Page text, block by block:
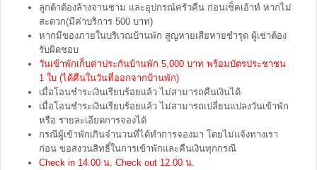
ลูกต้าต้องล้างจานชาม และอุปกรณ์ครัวคืน ก่อนเช็คเอ้าท์ หากไม่
สะดวก(มีค่าบริการ 500 บาท)
หากมีของภายในบริเวณบ้านพัก สูญหายเสียหายชำรุด ผู้เช่าต้อง
รับผิดชอบ
วันเข้าพักเก็บค่าประกันบ้านพัก 5,000 บาท พร้อมบัตรประชาชน
1 ใบ (ได้คืนในวันที่ออกจากบ้านพัก)
เมื่อโอนชำระเงินเรียบร้อยแล้ว ไม่สามารถคืนเงินได้
เมื่อโอนชำระเงินเรียบร้อยแล้ว ไม่สามารถเปลี่ยนแปลงวันเข้าพัก
หรือ รายละเอียดการจองได้
กรณีผู้เข้าพักเกินจำนวนที่ได้ทำการจองมา โดยไม่แจ้งทางเรา
ก่อน ขอสงวนสิทธิ์ในการเข้าพักและคืนเงินทุกกรณี
Check in 14.00 น. Check out 12.00 น.